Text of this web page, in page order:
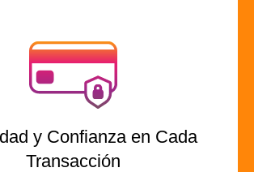
y Confianza en Cada
Transacción